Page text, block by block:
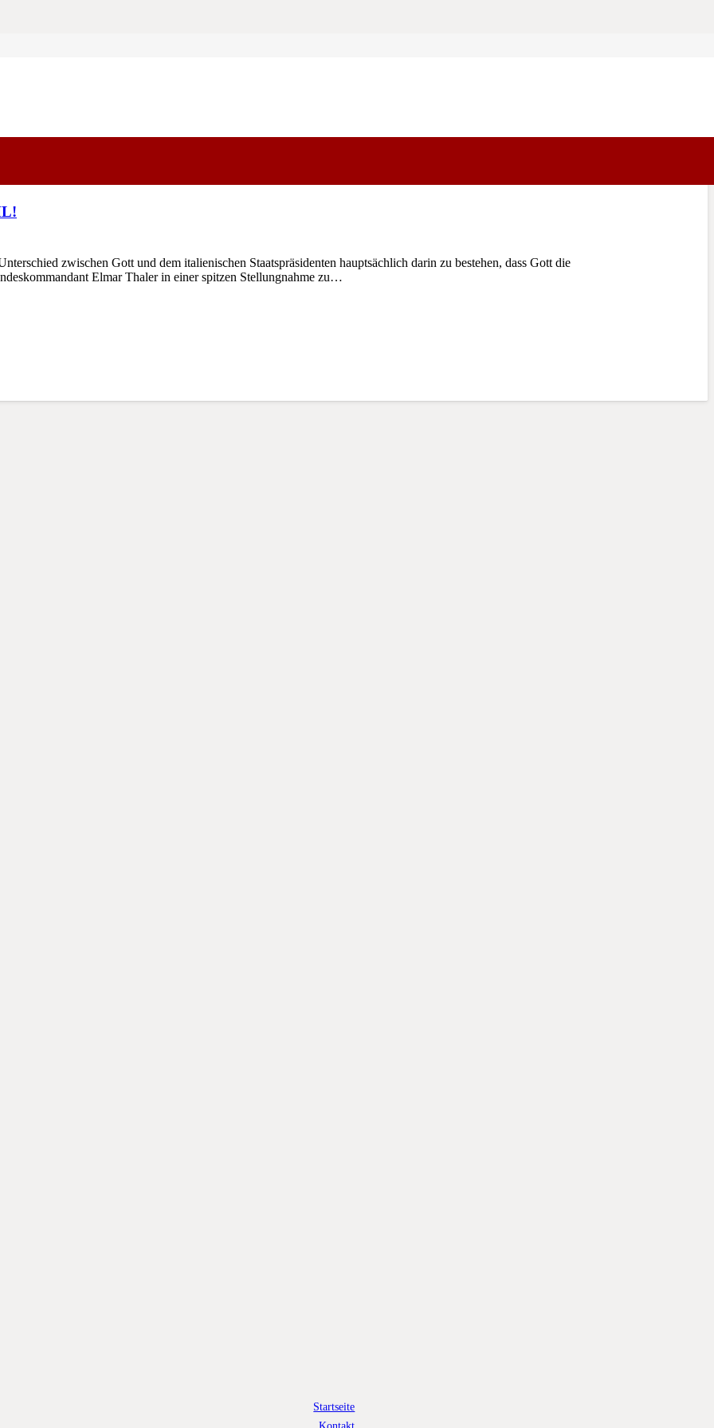
zwischen Gott und dem italienischen Staatspräsidenten hauptsächlich darin zu bestehen, dass Gott die
Elmar Thaler in einer spitzen Stellungnahme zu…
Startseite